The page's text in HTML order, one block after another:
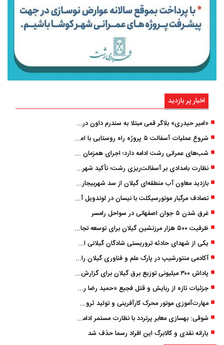
اخبار پر بازدید
«امیر حیدری» بلاگر قمی مبتلا به سندرم داون درگذشت
شروع عملیات آسفالت ۵ پروژه راه ‌روستایی با اعتبار ۳۷۰ میلیاردی در گیلان
شب‌های عمرانی رشت ادامه دارد؛ اجرای همزمان آسفالت‌ریزی در پنج منطقه شهری
نظارت بامدادی بر آسفالت‌ریزی رشت؛ تأکید شهردار و بازرس کل بر کیفیت اجرای پروژه‌ها
بازدید معاون آب منطقه‌ای گیلان از سد شهربیجار برای تداوم تأمین آب شرب استان
تصادف مرگبار موتورسیکلت با نیسان در لوندویل آستارا/ انتقال مصدوم با اورژانس هوایی به رشت
غرق شدن ۵ جوان اصفهانی در سواحل رامسر
ظرفیت ۵۰۰ هزار مرزنشین گیلان برای توسعه تجارت فعال می‌شود
یکی از شهدای حادثه تروریستی شادگان گیلانی است/ شهادت «سینا سیاه‌ نژاد» در درگیری با اشرار مسلح
آکادمی منتورشیپ در پارک علم و فناوری گیلان راه‌اندازی شد
پاداش ۳۰۰ میلیونی توزیع برق گیلان برای گزارش ماینرهای غیرمجاز
جزئیات تازه از ربایش و قتل فجیع «حمید رضا رجب زاده» مداح جوان تهرانی؛ ۴ متهم بازداشت شدند
مهارت‌آموزی موتور محرک کارآفرینی و تولید ثروت است
شوقی: بهسازی معابر پرتردد با نظارت مستمر ادامه دارد
یارانه نقدی و کالابرگ این افراد رسما حذف شد